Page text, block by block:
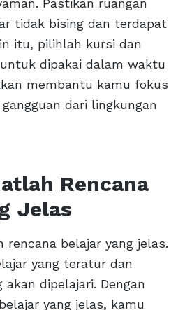
Pastikan ruangan
tidak bising dan terdapat
itu, pilihlah kursi dan
dipakai dalam waktu
membantu kamu fokus
dari lingkungan
Rencana
Jelas
rencana belajar yang jelas.
yang teratur dan
dipelajari. Dengan
yang jelas, kamu